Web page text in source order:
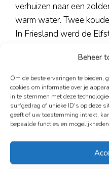
Beheer
Om de beste ervaringen te bieden,
cookies om informatie over je
in te stemmen met deze
surfgedrag of unieke ID's op deze
geeft of uw toestemming intrekt,
bepaalde functies en
verhuizen naar een
warm water. Twee
In Friesland werd de
De kat nestelde zich er
Pamela leerde
persbureaus, schreef
een enthousiaste groep
vluchtelingen met een